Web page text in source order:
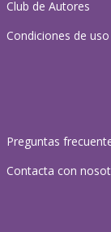
Club de Autores
Condiciones de uso
Preguntas
Contacta con